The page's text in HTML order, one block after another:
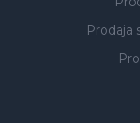
Prodaja